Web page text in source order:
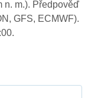
n. m.). Předpověď
GFS, ECMWF).